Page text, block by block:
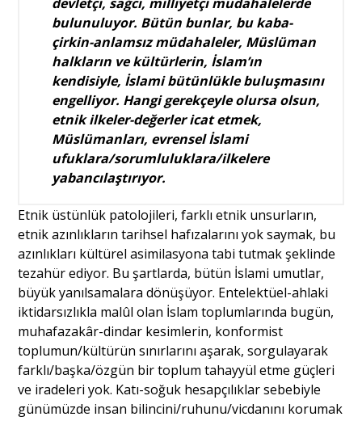
devletçi, sağcı, milliyetçi müdahalelerde
bulunuluyor. Bütün bunlar, bu kaba-
çirkin-anlamsız müdahaleler, Müslüman
halkların ve kültürlerin, İslam’ın
kendisiyle, İslami bütünlükle buluşmasını
engelliyor. Hangi gerekçeyle olursa olsun,
etnik ilkeler-değerler icat etmek,
Müslümanları, evrensel İslami
ufuklara/sorumluluklara/ilkelere
yabancılaştırıyor.
Etnik üstünlük patolojileri, farklı etnik unsurların,
etnik azınlıkların tarihsel hafızalarını yok saymak, bu
azınlıkları kültürel asimilasyona tabi tutmak şeklinde
tezahür ediyor. Bu şartlarda, bütün İslami umutlar,
büyük yanılsamalara dönüşüyor. Entelektüel-ahlaki
iktidarsızlıkla malûl olan İslam toplumlarında bugün,
muhafazakâr-dindar kesimlerin, konformist
toplumun/kültürün sınırlarını aşarak, sorgulayarak
farklı/başka/özgün bir toplum tahayyül etme güçleri
ve iradeleri yok. Katı-soğuk hesapçılıklar sebebiyle
günümüzde insan bilincini/ruhunu/vicdanını korumak